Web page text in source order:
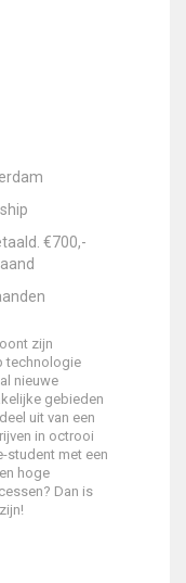
€700,-
zijn
technologie
nieuwe
gebieden
uit van een
in octrooi
student met een
hoge
Dan is